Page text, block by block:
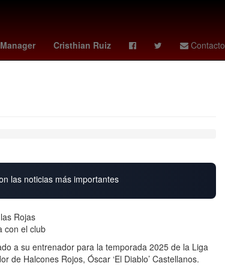
Cristhian Ruiz Contacto
vs Tecate Nuevo Laredo
las noticias más importantes
Rojas
con el club
a su entrenador para la temporada 2025 de la Liga
de Halcones Rojos, Óscar ‘El Diablo’ Castellanos.